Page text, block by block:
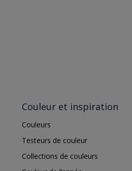
Couleur et inspiration
Couleurs
Testeurs de couleur
Collections de couleurs